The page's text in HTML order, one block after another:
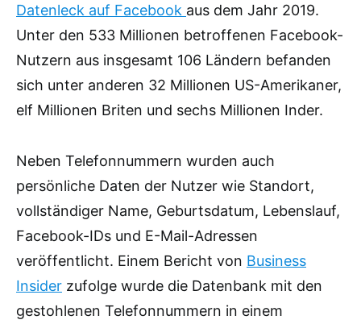
Datenleck auf Facebook aus dem Jahr 2019.
Unter den 533 Millionen betroffenen Facebook-
Nutzern aus insgesamt 106 Ländern befanden
sich unter anderen 32 Millionen US-Amerikaner,
elf Millionen Briten und sechs Millionen Inder.
Neben Telefonnummern wurden auch
persönliche Daten der Nutzer wie Standort,
vollständiger Name, Geburtsdatum, Lebenslauf,
Facebook-IDs und E-Mail-Adressen
veröffentlicht. Einem Bericht von Business
Insider zufolge wurde die Datenbank mit den
gestohlenen Telefonnummern in einem